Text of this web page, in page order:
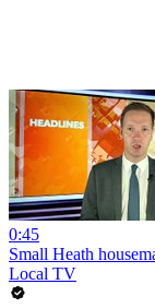
0:45
Small Heath
Local TV